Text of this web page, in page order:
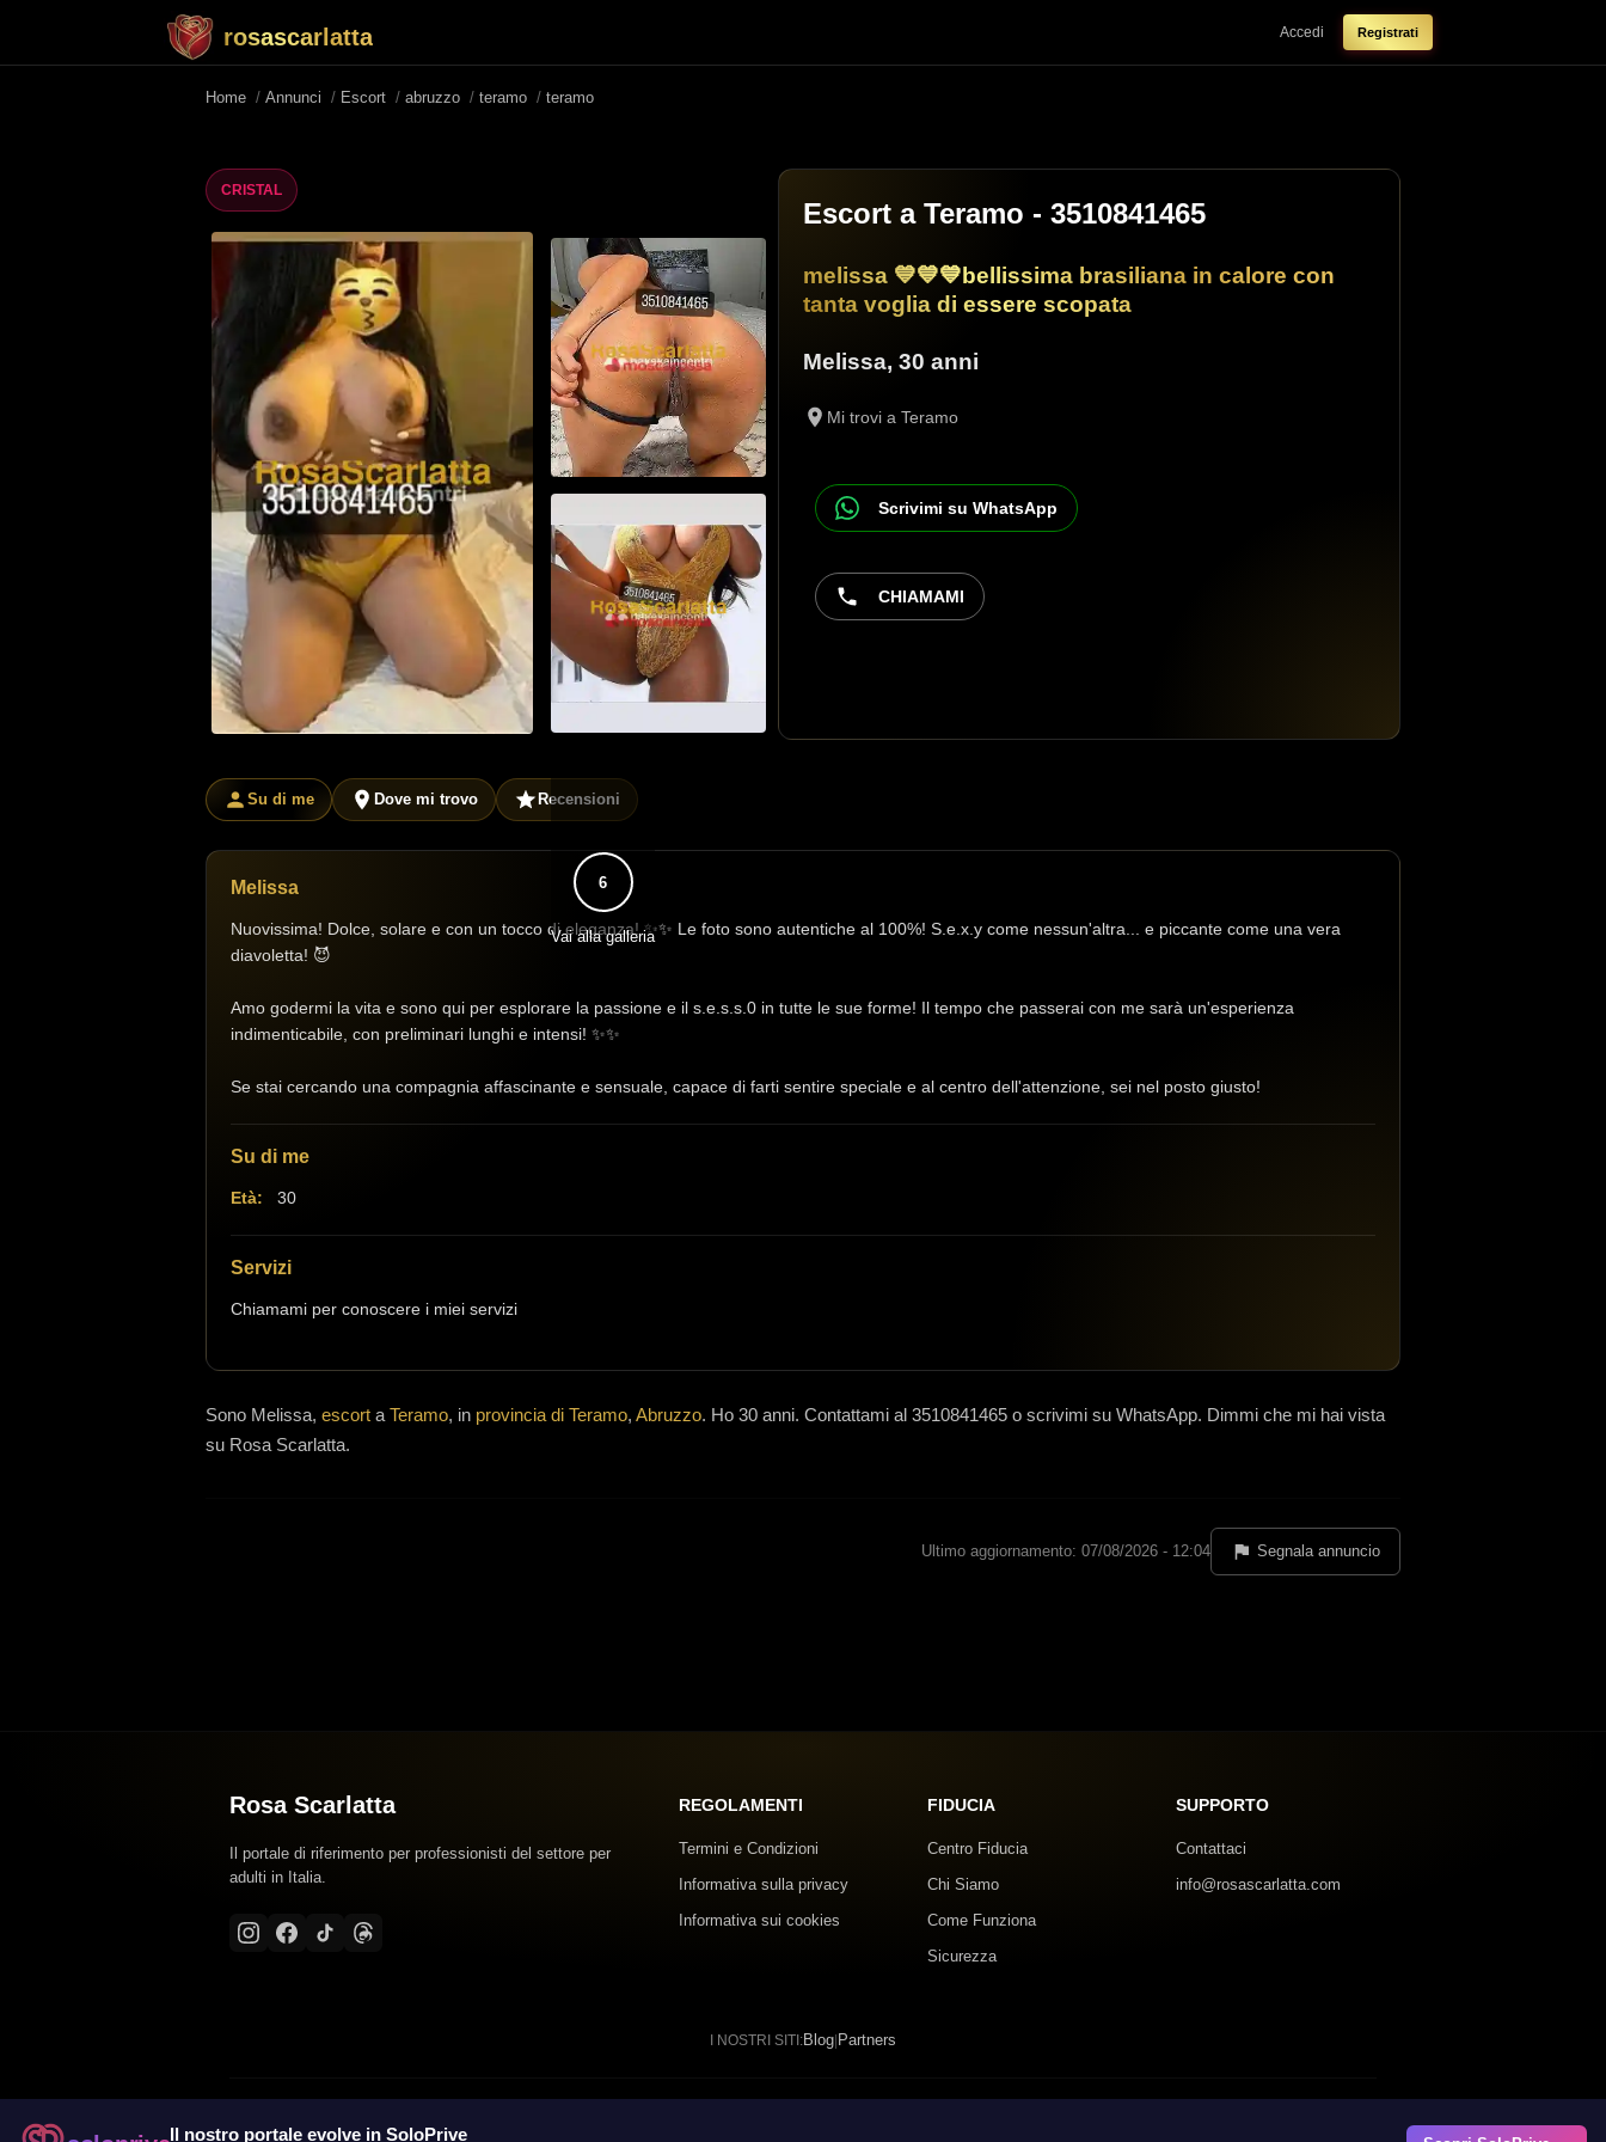
rosascarlatta Accedi Registrati
Home / Annunci / Escort / abruzzo / teramo / teramo
Escort a Teramo - 3510841465
melissa 💙💙💙bellissima brasiliana in calore con
tanta voglia di essere scopata
Melissa, 30 anni
Mi trovi a Teramo
Scrivimi su WhatsApp
CHIAMAMI
CRISTAL
6
Vai alla galleria
Su di me Dove mi trovo Recensioni
Melissa
Nuovissima! Dolce, solare e con un tocco di eleganza! ✨✨ Le foto sono autentiche al 100%! S.e.x.y come nessun'altra... e piccante come una vera
diavoletta! 😈
Amo godermi la vita e sono qui per esplorare la passione e il s.e.s.s.0 in tutte le sue forme! Il tempo che passerai con me sarà un'esperienza
indimenticabile, con preliminari lunghi e intensi! ✨✨
Se stai cercando una compagnia affascinante e sensuale, capace di farti sentire speciale e al centro dell'attenzione, sei nel posto giusto!
Su di me
Età: 30
Servizi
Chiamami per conoscere i miei servizi
Sono Melissa, escort a Teramo, in provincia di Teramo, Abruzzo. Ho 30 anni. Contattami al 3510841465 o scrivimi su WhatsApp. Dimmi che mi hai vista
su Rosa Scarlatta.
Ultimo aggiornamento: 07/08/2026 - 12:04 Segnala annuncio
Rosa Scarlatta
Il portale di riferimento per professionisti del settore per
adulti in Italia.
REGOLAMENTI
Termini e Condizioni
Informativa sulla privacy
Informativa sui cookies
FIDUCIA
Centro Fiducia
Chi Siamo
Come Funziona
Sicurezza
SUPPORTO
Contattaci
info@rosascarlatta.com
I NOSTRI SITI:Blog Partners
Il nostro portale evolve in SoloPrive